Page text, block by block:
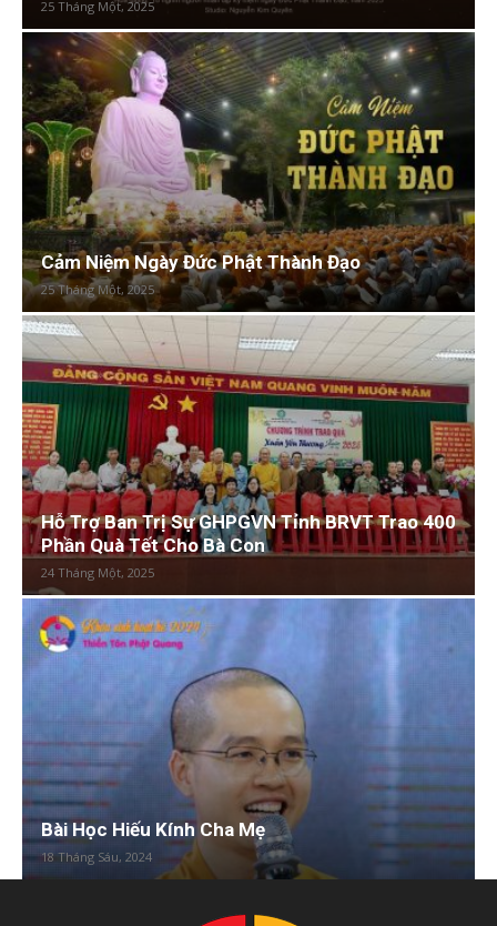
25 Tháng Một, 2025
Cảm Niệm Ngày Đức Phật Thành Đạo
25 Tháng Một, 2025
Hỗ Trợ Ban Trị Sự GHPGVN Tỉnh BRVT Trao 400
Phần Quà Tết Cho Bà Con
24 Tháng Một, 2025
Bài Học Hiếu Kính Cha Mẹ
18 Tháng Sáu, 2024